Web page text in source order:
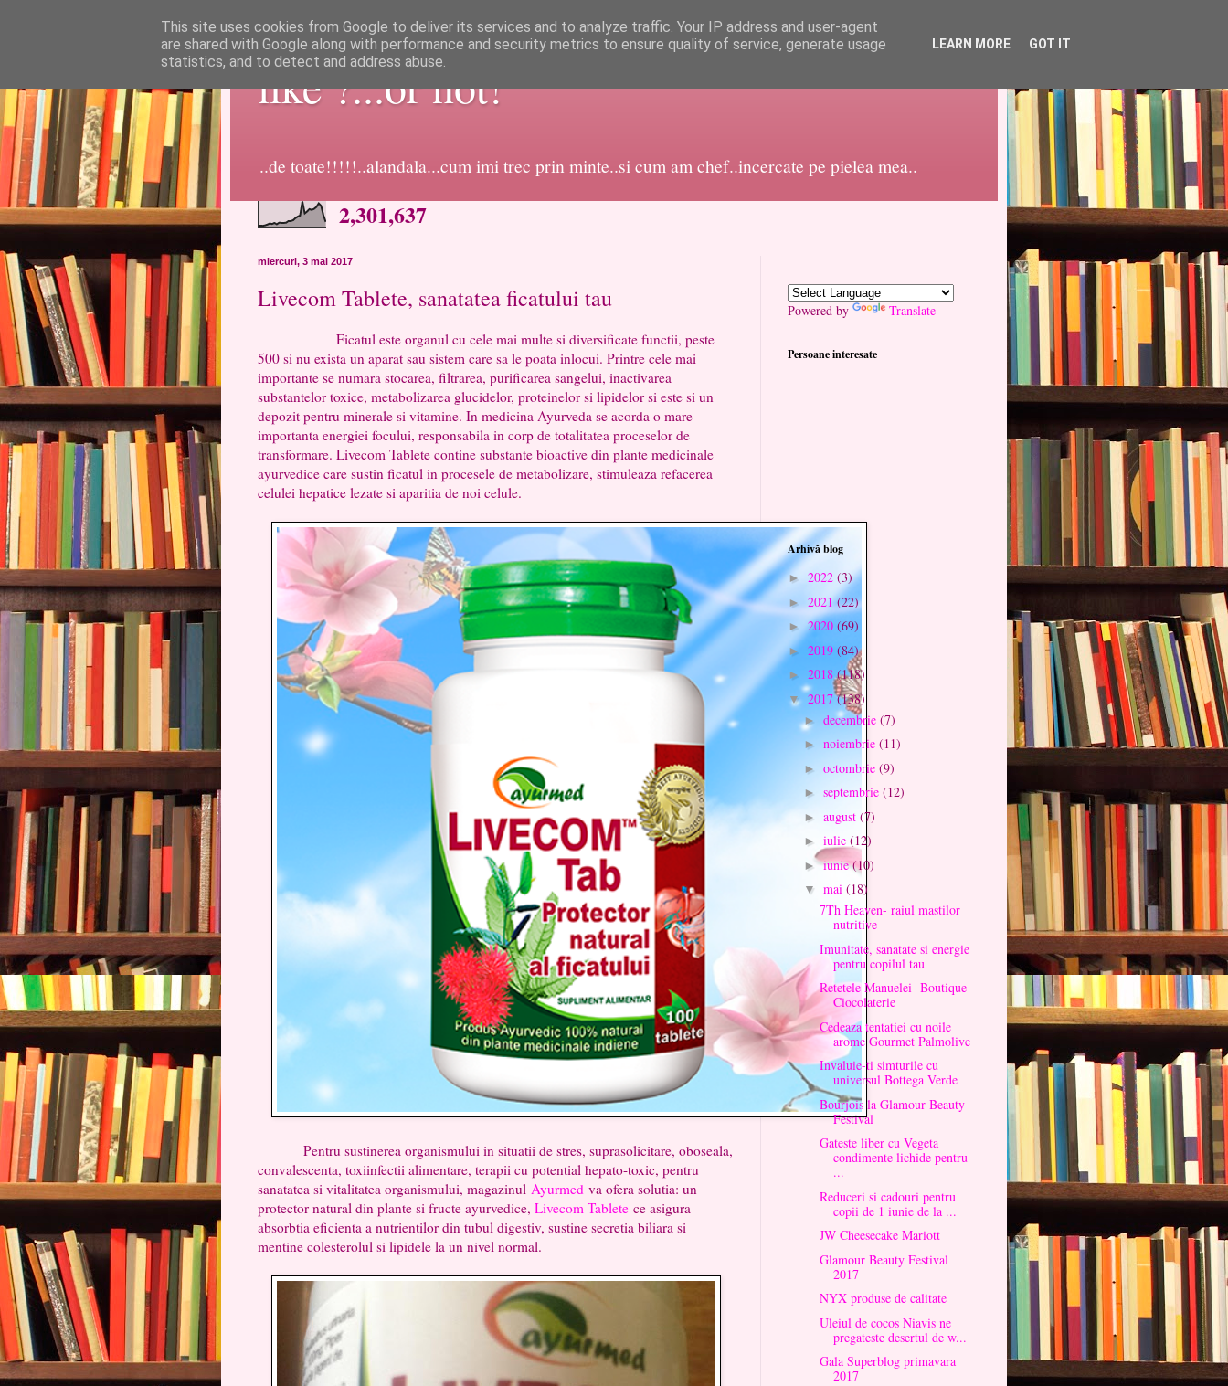
like ?...or not!
..de toate!!!!!..alandala...cum imi trec prin minte..si cum am chef..incercate pe pielea mea..
2,301,637
miercuri, 3 mai 2017
Livecom Tablete, sanatatea ficatului tau
Ficatul este organul cu cele mai multe si diversificate functii, peste
500 si nu exista un aparat sau sistem care sa le poata inlocui. Printre cele mai
importante se numara stocarea, filtrarea, purificarea sangelui, inactivarea
substantelor toxice, metabolizarea glucidelor, proteinelor si lipidelor si este si un
depozit pentru minerale si vitamine. In medicina Ayurveda se acorda o mare
importanta energiei focului, responsabila in corp de totalitatea proceselor de
transformare. Livecom Tablete contine substante bioactive din plante medicinale
ayurvedice care sustin ficatul in procesele de metabolizare, stimuleaza refacerea
celulei hepatice lezate si aparitia de noi celule.
Pentru sustinerea organismului in situatii de stres, suprasolicitare, oboseala,
convalescenta, toxiinfectii alimentare, terapii cu potential hepato-toxic, pentru
sanatatea si vitalitatea organismului, magazinul Ayurmed va ofera solutia: un
protector natural din plante si fructe ayurvedice, Livecom Tablete ce asigura
absorbtia eficienta a nutrientilor din tubul digestiv, sustine secretia biliara si
mentine colesterolul si lipidele la un nivel normal.
Powered by Translate
Persoane interesate
Arhivă blog
► 2022 (3)
► 2021(22)
►2020 (69)
► 2019 (84)
► 2018(118)
▼ 2017(138)
► decembrie (7)
► noiembrie (11)
► octombrie (9)
► septembrie (12)
► august (7)
► iulie (12)
►iunie(10)
▼ mai (18)
7Th Heaven- raiul mastilor
nutritive
Imunitate, sanatate si energie
pentru copilul tau
Retetele Manuelei- Boutique
Ciocolaterie
Cedeaza tentatiei cu noile
arome Gourmet Palmolive
Invaluie-ti simturile cu
universul Bottega Verde
Bourjois la Glamour Beauty
Festival
Gateste liber cu Vegeta
condimente lichide pentru
...
Reduceri si cadouri pentru
copii de 1 iunie de la ...
JW Cheesecake Mariott
Glamour Beauty Festival
2017
NYX produse de calitate
Uleiul de cocos Niavis ne
pregateste desertul de w...
Gala Superblog primavara
2017
This site uses cookies from Google to deliver its services and to analyze traffic. Your IP address and user-agent
are shared with Google along with performance and security metrics to ensure quality of service, generate usage
statistics, and to detect and address abuse.
LEARN MORE GOT IT